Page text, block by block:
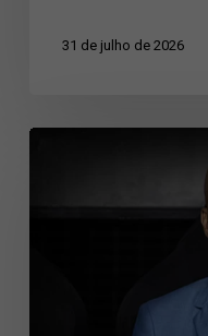
31 de julho de 2026